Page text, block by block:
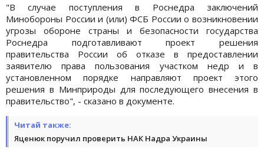
"В случае поступления в Роснедра заключений
Минобороны России и (или) ФСБ России о возникновении
угрозы обороне страны и безопасности государства
Роснедра подготавливают проект решения
правительства России об отказе в предоставлении
заявителю права пользования участком недр и в
установленном порядке направляют проект этого
решения в Минприроды для последующего внесения в
правительство", - сказано в документе.
Читай также:
Яценюк поручил проверить НАК Надра Украины